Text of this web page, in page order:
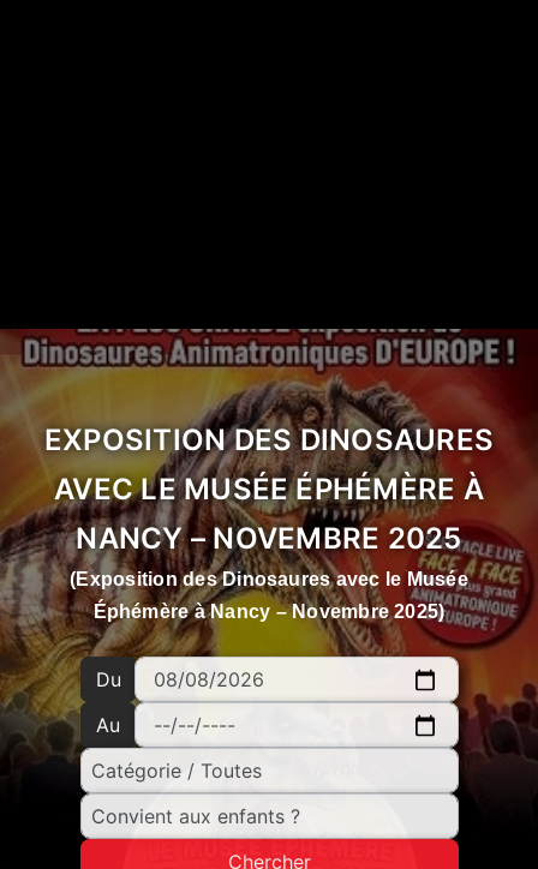
EXPOSITION DES DINOSAURES
AVEC LE MUSÉE ÉPHÉMÈRE À
NANCY – NOVEMBRE 2025
(Exposition des Dinosaures avec le Musée
Éphémère à Nancy – Novembre 2025)
Du
Au
Chercher